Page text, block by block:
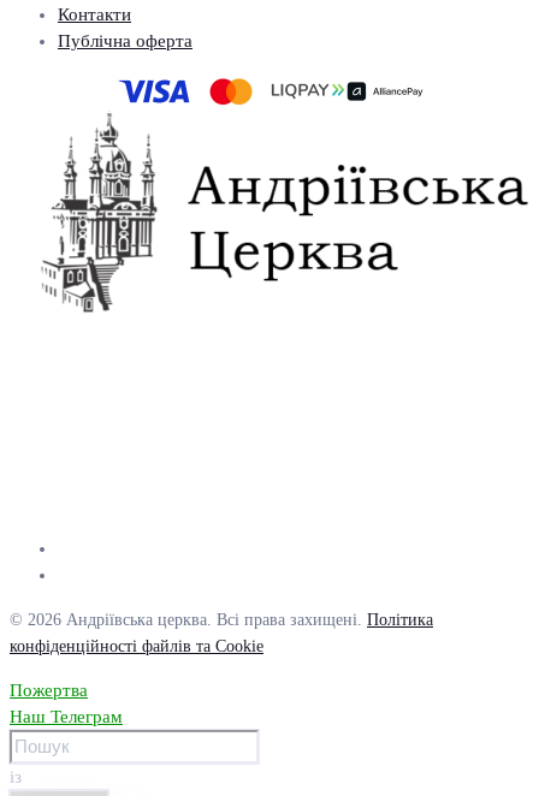
Контакти
Публічна оферта
© 2026 Андріївська церква. Всі права захищені. Політика
конфіденційності файлів та Cookie
Пожертва
Наш Телеграм
із